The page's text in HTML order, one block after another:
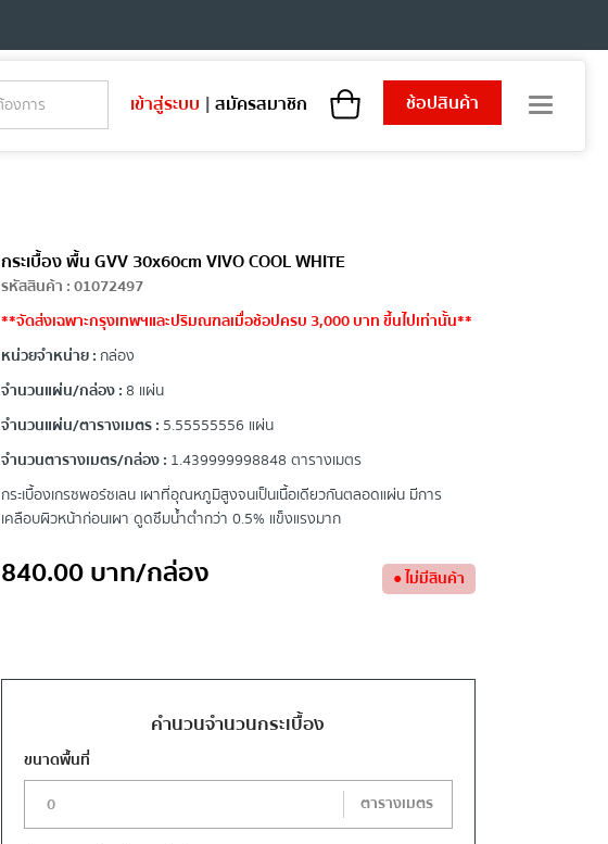
เข้าสู่ระบบ |สมัครสมาชิก ช้อปสินค้า
T
g
กระเบื้อง พื้น GVV 30x60cm VIVO COOL WHITE
รหัสสินค้า :01072497
**จัดส่งเฉพาะกรุงเทพฯและปริมณฑลเมื่อช้อปครบ 3,000 บาท ขึ้นไปเท่านั้น**
หน่วยจำหน่าย : กล่อง
จำนวนแผ่น/กล่อง :8 แผ่น
จำนวนแผ่น/ตารางเมตร : 5.55555556 แผ่น
จำนวนตารางเมตร/กล่อง : 1.439999998848 ตารางเมตร
กระเบื้องเกรซพอร์ซเลน เผาที่อุณหภูมิสูงจนเป็นเนื้อเดียวกันตลอดแผ่น มีการ
เคลือบผิวหน้าก่อนเผา ดูดซึมน้ำต่ำกว่า 0.5% แข็งแรงมาก
840.00บาท/กล่อง ●ไม่มีสินค้า
คำนวนจำนวนกระเบื้อง
ขนาดพื้นที่
ตารางเมตร